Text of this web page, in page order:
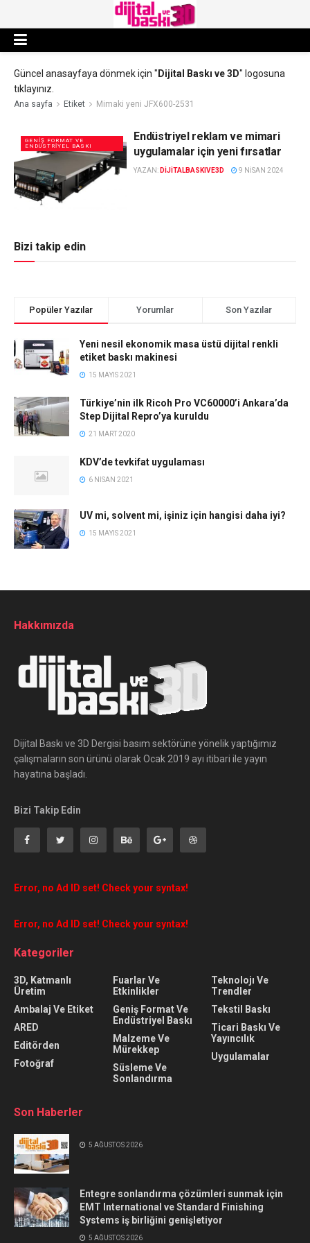
Güncel anasayfaya dönmek için " Dijital Baskı ve 3D" logosuna
tıklayınız.
Ana sayfa Etiket Mimaki yeni JFX600-2531
GENIŞ FORMAT VE
ENDÜSTRIYEL BASKI
Endüstriyel reklam ve mimari
uygulamalar için yeni fırsatlar
YAZAN: DIJITALBASKIVE3D 9 NISAN 2024
Bizi takip edin
Popüler Yazılar Yorumlar Son Yazılar
Yeni nesil ekonomik masa üstü dijital renkli
etiket baskı makinesi
15 MAYIS 2021
Türkiye’nin ilk Ricoh Pro VC60000’i Ankara’da
Step Dijital Repro’ya kuruldu
21 MART 2020
KDV’de tevkifat uygulaması
6 NISAN 2021
UV mi, solvent mi, işiniz için hangisi daha iyi?
15 MAYIS 2021
Hakkımızda
Dijital Baskı ve 3D Dergisi basım sektörüne yönelik yaptığımız
çalışmaların son ürünü olarak Ocak 2019 ayı itibari ile yayın
hayatına başladı.
Bizi Takip Edin
Error, no Ad ID set! Check your syntax!
Error, no Ad ID set! Check your syntax!
Kategoriler
3D, Katmanlı
Üretim
Ambalaj Ve Etiket
ARED
Editörden
Fotoğraf
Fuarlar Ve
Etkinlikler
Geniş Format Ve
Endüstriyel Baskı
Malzeme Ve
Mürekkep
Süsleme Ve
Sonlandırma
Teknolojı Ve
Trendler
Tekstil Baskı
Ticari Baskı Ve
Yayıncılık
Uygulamalar
Son Haberler
5 AĞUSTOS 2026
Entegre sonlandırma çözümleri sunmak için
EMT International ve Standard Finishing
Systems iş birliğini genişletiyor
5 AĞUSTOS 2026